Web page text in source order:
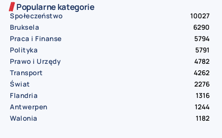
Popularne kategorie
Społeczeństwo
10027
Bruksela
6290
Praca i Finanse
5794
Polityka
5791
Prawo i Urzędy
4782
Transport
4262
Świat
2276
Flandria
1316
Antwerpen
1244
Walonia
1182